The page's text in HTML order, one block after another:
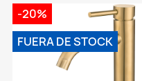
-20%
FUERA DE STOCK